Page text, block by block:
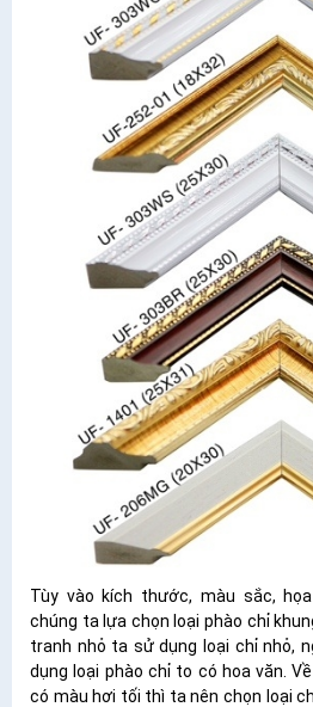
Tùy vào kích thước, màu sắc,
chúng ta lựa chọn loại phào chỉ
tranh nhỏ ta sử dụng loại chỉ nhỏ,
dụng loại phào chỉ to có hoa văn.
có màu hơi tối thì ta nên chọn loại